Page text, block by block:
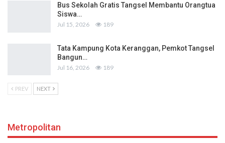
Bus Sekolah Gratis Tangsel Membantu Orangtua
Siswa…
Jul 15, 2026 189
Tata Kampung Kota Keranggan, Pemkot Tangsel
Bangun…
Jul 16, 2026 189
PREV NEXT
Metropolitan